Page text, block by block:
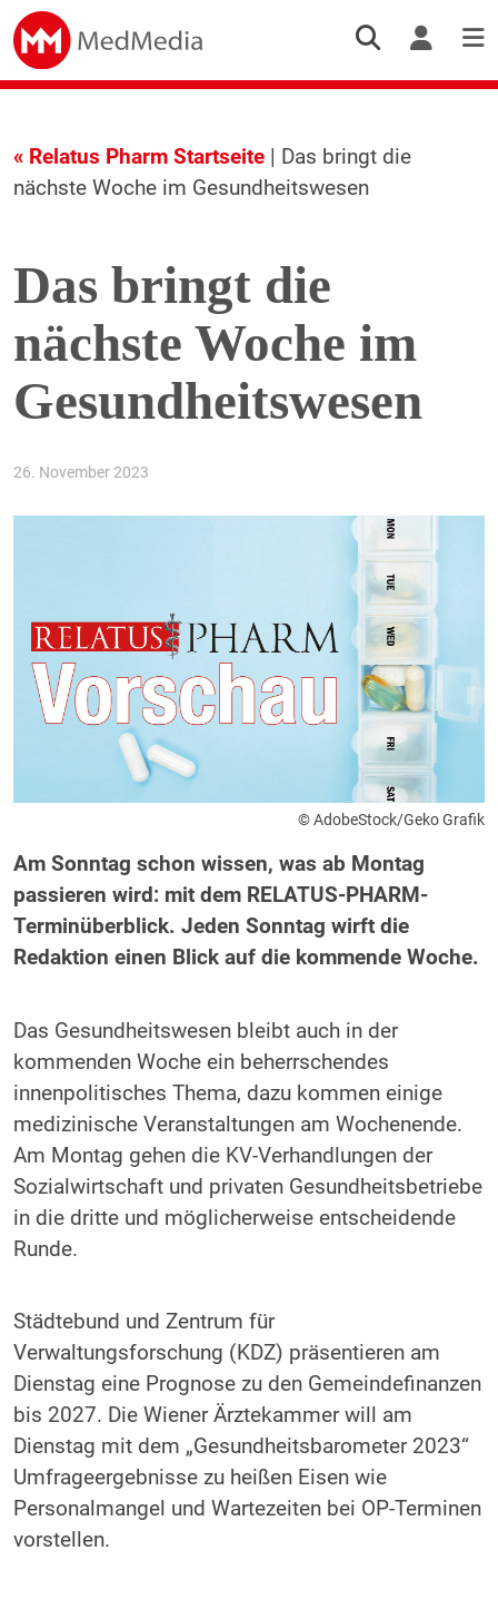
« Relatus Pharm Startseite| Das bringt die
nächste Woche im Gesundheitswesen
Das bringt die
nächste Woche im
Gesundheitswesen
26. November 2023
© AdobeStock/Geko Grafik
Am Sonntag schon wissen, was ab Montag
passieren wird: mit dem RELATUS-PHARM-
Terminüberblick. Jeden Sonntag wirft die
Redaktion einen Blick auf die kommende Woche.
Das Gesundheitswesen bleibt auch in der
kommenden Woche ein beherrschendes
innenpolitisches Thema, dazu kommen einige
medizinische Veranstaltungen am Wochenende.
Am Montag gehen die KV-Verhandlungen der
Sozialwirtschaft und privaten Gesundheitsbetriebe
in die dritte und möglicherweise entscheidende
Runde.
Städtebund und Zentrum für
Verwaltungsforschung (KDZ) präsentieren am
Dienstag eine Prognose zu den Gemeindefinanzen
bis 2027. Die Wiener Ärztekammer will am
Dienstag mit dem „Gesundheitsbarometer 2023“
Umfrageergebnisse zu heißen Eisen wie
Personalmangel und Wartezeiten bei OP-Terminen
vorstellen.